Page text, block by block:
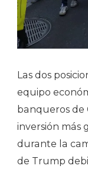
Las dos
equipo
banqueros de
inversión más
durante la
de Trump